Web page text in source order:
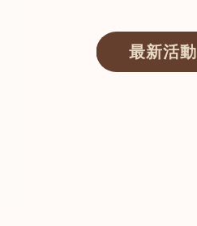
最新活動